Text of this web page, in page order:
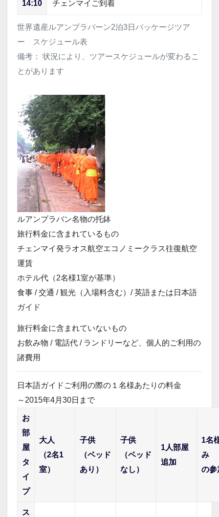
世界遺産ルアンプラバーン2泊3日パッケージツア
ー スケジュール表
備考： 状況により、ツアースケジュールが変わるこ
とがあります
14:10 チェンマイご到着
ルアンプラバン名物の托鉢
旅行料金に含まれているもの
チェンマイ発ラオス航空エコノミークラス往復航空
運賃
ホテル代（2名様1室が基準）
食事 / 交通 / 観光（入場料含む）/ 英語または日本語
ガイド
旅行料金に含まれていないもの
お飲み物 / 電話代 / ランドリーなど、個人的ご利用の
諸費用
日本語ガイド ご利用の際の１名様あたりの料金
～2015年4月30日まで
お
部
屋
タ
イ
プ
大人
（2名1
室）
子供
（ベッド
あり）
子供
（ベッド
なし）
1人部屋
追加
1名
み
の参
ス